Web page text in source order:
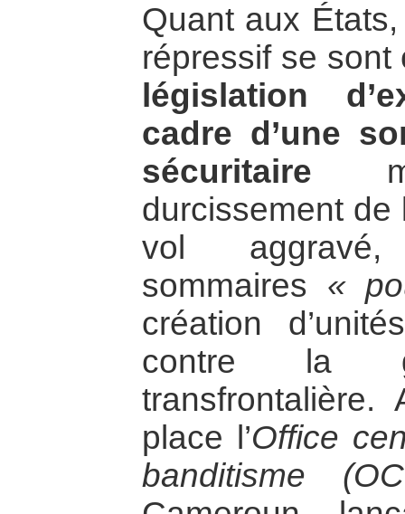
Quant aux
répressif se
législation
cadre d’une
sécuritaire
durcissement de
vol
sommaires «
création
contre la
place l’Office
banditisme